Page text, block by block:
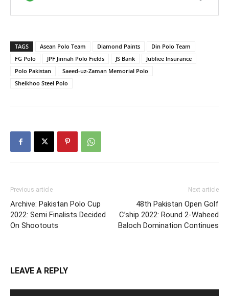
TAGS Asean Polo Team Diamond Paints
Din Polo Team
FG Polo
JPF Jinnah Polo Fields JS Bank
Jubliee Insurance
Polo Pakistan
Saeed-uz-Zaman Memorial Polo
Sheikhoo Steel Polo
Previous article
Archive: Pakistan Polo Cup
2022: Semi Finalists Decided
On Shootouts
Next article
48th Pakistan Open Golf
C’ship 2022: Round 2-Waheed
Baloch Domination Continues
LEAVE A REPLY